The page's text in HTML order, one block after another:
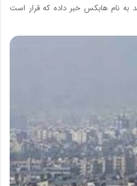
به نام هابکس خبر داده که قرار است